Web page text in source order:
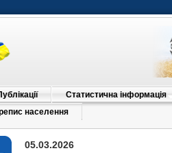
Статистична інформація
населення
05.03.2026